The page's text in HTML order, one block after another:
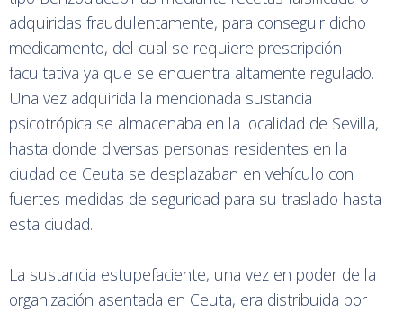
tipo Benzodiacepinas mediante recetas falsificada o
adquiridas fraudulentamente, para conseguir dicho
medicamento, del cual se requiere prescripción
facultativa ya que se encuentra altamente regulado.
Una vez adquirida la mencionada sustancia
psicotrópica se almacenaba en la localidad de Sevilla,
hasta donde diversas personas residentes en la
ciudad de Ceuta se desplazaban en vehículo con
fuertes medidas de seguridad para su traslado hasta
La sustancia estupefaciente, una vez en poder de la